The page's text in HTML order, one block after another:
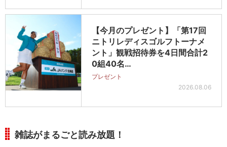
【今月のプレゼント】「第17回
ニトリレディスゴルフトーナメ
ント」観戦招待券を4日間合計2
0組40名…
プレゼント
2026.08.06
雑誌がまるごと読み放題！